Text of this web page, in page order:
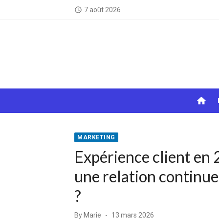
access_time 7 août 2026
home
MARKETING
Expérience client en
une relation
?
By Marie Posted
13 mars 2026